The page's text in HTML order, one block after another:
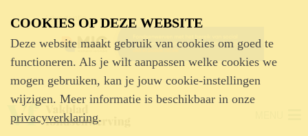
Advertentie
COOKIES OP DEZE WEBSITE
Deze website maakt gebruik van cookies om goed te
functioneren. Als je wilt aanpassen welke cookies we
mogen gebruiken, kan je jouw cookie-instellingen
wijzigen. Meer informatie is beschikbaar in onze
privacyverklaring.